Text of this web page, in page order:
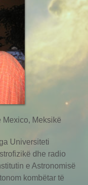
Meksikë
Universiteti
dhe radio
e Astronomisë
kombëtar të